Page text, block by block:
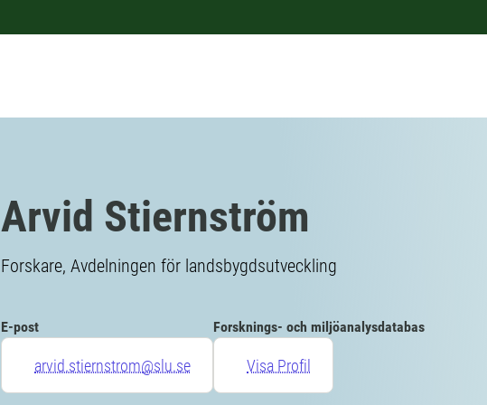
Arvid Stiernström
Forskare, Avdelningen för landsbygdsutveckling
E-post
arvid.stiernstrom@slu.se
Forsknings- och miljöanalysdatabas
Visa Profil